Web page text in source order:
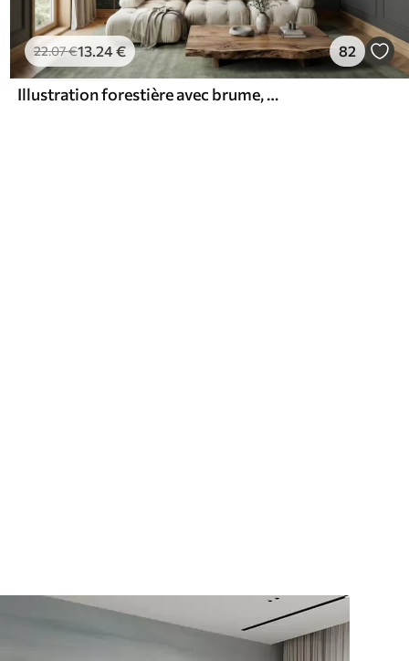
22.07€13.24€ 82
Illustration forestière avec brume, grands arbres et sentier